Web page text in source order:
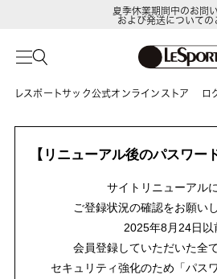
夏季休業期間中のお問
および発送についての
レスポートサック公式オンラインストア ロ
【リニューアル後のパスワー
サイトリニューアル
ご登録状況の確認をお願い
2025年8月24日以
会員登録していただいた全
セキュリティ強化のため「パス